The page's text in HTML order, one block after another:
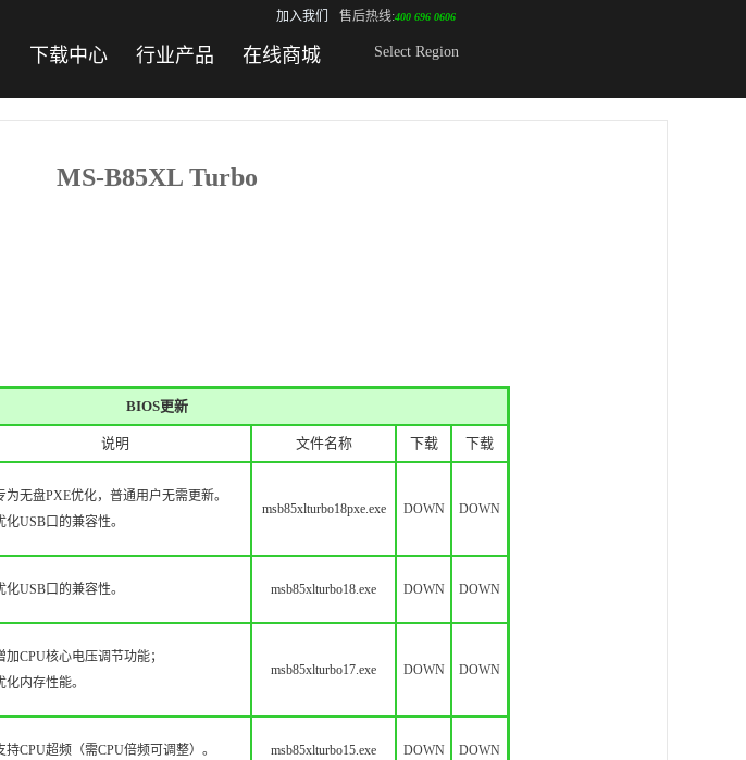
下载中心 行业产品 在线商城 Select Region
加入我们 售后热线:400 696 0606
MS-B85XL Turbo
BIOS更新
说明 文件名称 下载 下载
为无盘PXE优化，普通用户无需更新。
化USB口的兼容性。
msb85xlturbo18pxe.exe DOWN DOWN
化USB口的兼容性。 msb85xlturbo18.exe DOWN DOWN
加CPU核心电压调节功能；
化内存性能。
msb85xlturbo17.exe DOWN DOWN
持CPU超频（需CPU倍频可调整） 。 msb85xlturbo15.exe DOWN DOWN